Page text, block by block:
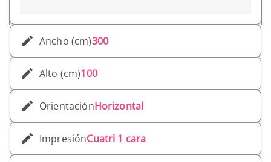
Ancho (cm)300
Alto (cm)100
OrientaciónHorizontal
ImpresiónCuatri 1 cara